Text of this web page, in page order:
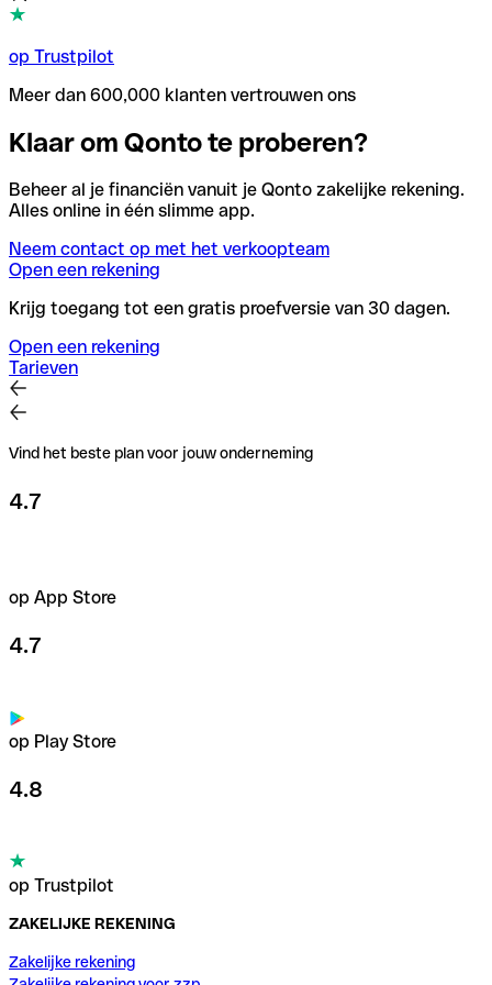
op Trustpilot
Meer dan 600,000 klanten vertrouwen ons
Klaar om Qonto te proberen?
Beheer al je financiën vanuit je Qonto zakelijke rekening.
Alles online in één slimme app.
Neem contact op met het verkoopteam
Open een rekening
Krijg toegang tot een gratis proefversie van 30 dagen.
Open een rekening
Tarieven
Vind het beste plan voor jouw onderneming
4.7
op App Store
4.7
op Play Store
4.8
op Trustpilot
ZAKELIJKE REKENING
Zakelijke rekening